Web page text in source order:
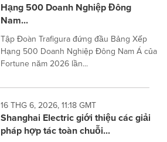
Hạng 500 Doanh Nghiệp Đông
Nam...
Tập Đoàn Trafigura đứng đầu Bảng Xếp
Hạng 500 Doanh Nghiệp Đông Nam Á của
Fortune năm 2026 lần...
16 THG 6, 2026, 11:18 GMT
Shanghai Electric giới thiệu các giải
pháp hợp tác toàn chuỗi...